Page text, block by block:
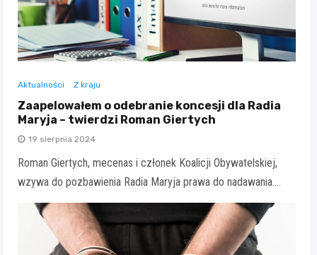
Aktualności Z kraju
Zaapelowałem o odebranie koncesji dla Radia
Maryja – twierdzi Roman Giertych
19 sierpnia 2024
Roman Giertych, mecenas i członek Koalicji Obywatelskiej,
wzywa do pozbawienia Radia Maryja prawa do nadawania.…